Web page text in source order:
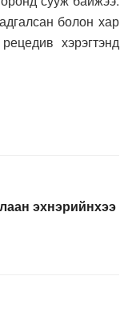
болон хар
хэрэгтэнд
эхнэрийнхээ